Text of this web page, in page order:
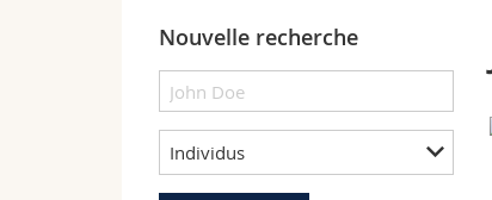
Nouvelle recherche
Individus